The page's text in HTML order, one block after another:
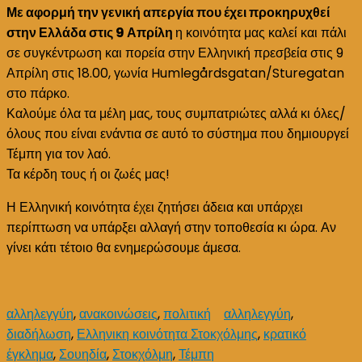
έγκλημα
στα
Τέμπη
9/4
ώρα
18.00
Με αφορμή την γενική απεργία που έχει προκηρυχθεί
στην Ελλάδα στις 9 Απρίλη η κοινότητα μας καλεί και πάλι
σε συγκέντρωση και πορεία στην Ελληνική πρεσβεία στις 9
Απρίλη στις 18.00, γωνία Humlegårdsgatan/Sturegatan
στο πάρκο.
Καλούμε όλα τα μέλη μας, τους συμπατριώτες αλλά κι όλες/
όλους που είναι ενάντια σε αυτό το σύστημα που δημιουργεί
Τέμπη για τον λαό.
Τα κέρδη τους ή οι ζωές μας!
Η Ελληνική κοινότητα έχει ζητήσει άδεια και υπάρχει
περίπτωση να υπάρξει αλλαγή στην τοποθεσία κι ώρα. Αν
γίνει κάτι τέτοιο θα ενημερώσουμε άμεσα.
αλληλεγγύη,ανακοινώσεις,πολιτική αλληλεγγύη,
διαδήλωση, Ελληνικη κοινότητα Στοκχόλμης, κρατικό
έγκλημα,Σουηδία,Στοκχόλμη,Τέμπη